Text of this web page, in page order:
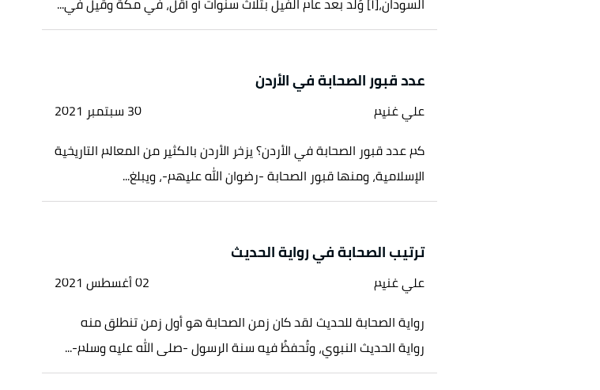
عدد قبور الصحابة في الأردن
علي غنيم
30 سبتمبر 2021
كم عدد قبور الصحابة في الأردن؟ يزخر الأردن بالكثير من المعالم التاريخية
الإسلامية، ومنها قبور الصحابة -رضوان الله عليهم-، ويبلغ...
ترتيب الصحابة في رواية الحديث
علي غنيم
02 أغسطس 2021
رواية الصحابة للحديث لقد كان زمن الصحابة هو أول زمن تنطلق منه
رواية الحديث النبوي، وتُحفظُ فيه سنة الرسول -صلى الله عليه وسلم-...